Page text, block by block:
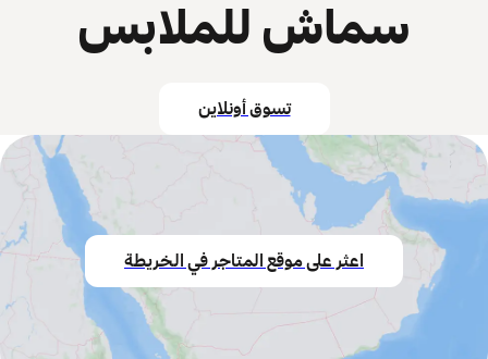
سماش للملابس
تسوق أونلاين
اعثر على موقع المتاجر في الخريطة